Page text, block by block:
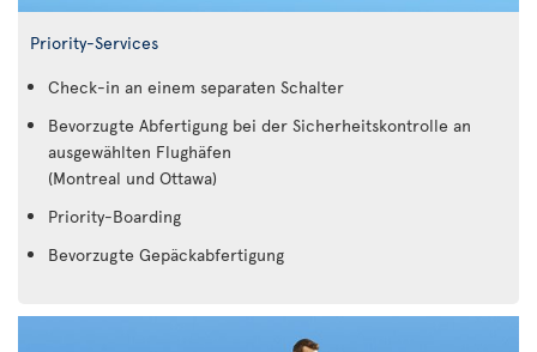
Priority-Services
Check-in an einem separaten Schalter
Bevorzugte Abfertigung bei der Sicherheitskontrolle an
ausgewählten Flughäfen
(Montreal und Ottawa)
Priority-Boarding
Bevorzugte Gepäckabfertigung